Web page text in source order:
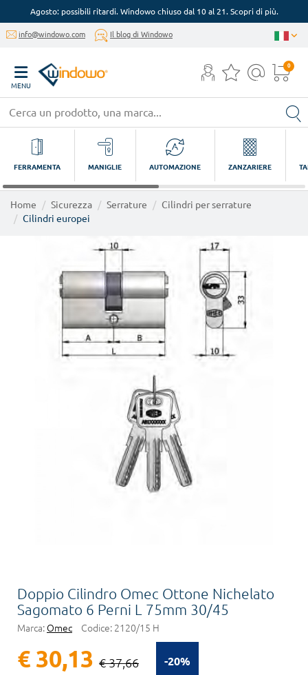
Agosto: possibili ritardi. Windowo chiuso dal 10 al 21. Scopri di più.
info@windowo.com Il blog di Windowo
MENU
0
FERRAMENTA MANIGLIE AUTOMAZIONE ZANZARIERE
Home Sicurezza Serrature
Cilindri per serrature
Cilindri europei
Doppio Cilindro Omec Ottone Nichelato
Sagomato 6 Perni L 75mm 30/45
Marca: Omec Codice: 2120/15 H
-20%
€ 30,13 € 37,66